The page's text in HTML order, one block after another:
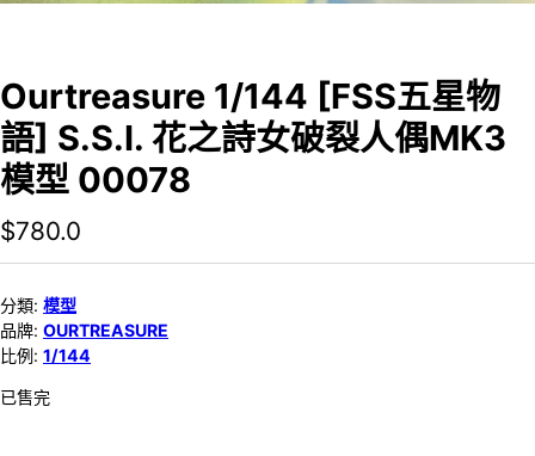
Ourtreasure 1/144 [FSS五星物
語] S.S.I. 花之詩女破裂人偶MK3
模型 00078
$780.0
分類: 模型
品牌: OURTREASURE
比例: 1/144
已售完